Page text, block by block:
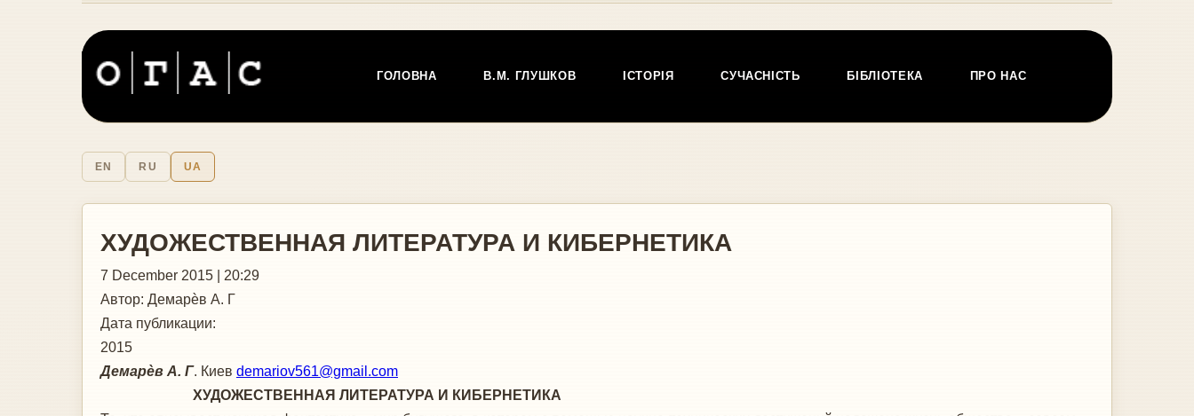
ГОЛОВНА В.М. ГЛУШКОВ ІСТОРІЯ СУЧАСНІСТЬ БІБЛІОТЕКА ПРО НАС
EN RU UA
ХУДОЖЕСТВЕННАЯ ЛИТЕРАТУРА И КИБЕРНЕТИКА
7 December 2015 | 20:29
Автор: Демарѐв А. Г
Дата публикации:
2015
Демарѐв А. Г. Киев demariov561@gmail.com
ХУДОЖЕСТВЕННАЯ ЛИТЕРАТУРА И КИБЕРНЕТИКА